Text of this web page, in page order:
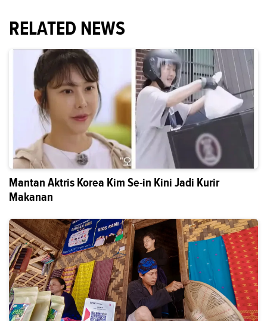
RELATED NEWS
Mantan Aktris Korea Kim Se-in Kini Jadi Kurir
Makanan